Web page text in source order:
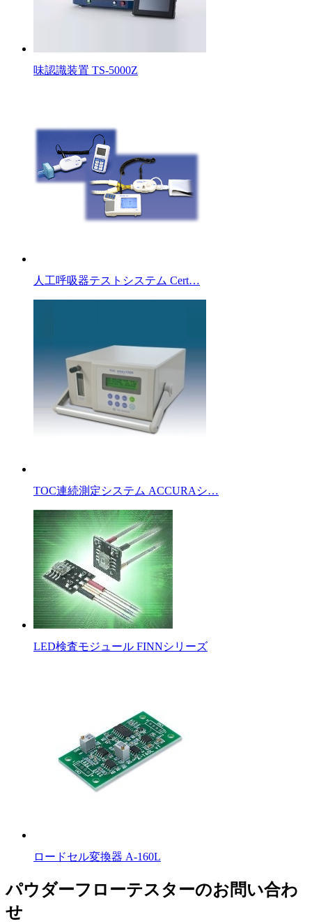
味認識装置 TS-5000Z
人工呼吸器テストシステム Cert…
TOC連続測定システム ACCURAシ…
LED検査モジュール FINNシリーズ
ロードセル変換器 A-160L
パウダーフローテスターのお問い合わ
せ